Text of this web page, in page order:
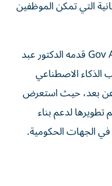
التي تمكن الموظفين
كما تضمنت الفعالية عرضاً لمنصة Gov AI قدمه الدكتور عبد
الذكاء الاصطناعي
عن بعد، حيث استعرض
تطويرها لدعم بناء
الجهات الحكومية.